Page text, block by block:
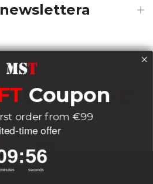
Payments
Delivery
Socials
Coupon
order from €99
time offer
minutes
:56
seconds